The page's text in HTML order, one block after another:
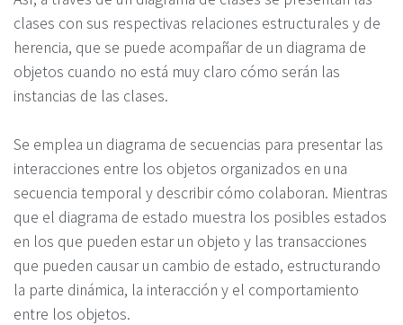
clases con sus respectivas relaciones estructurales y de
herencia, que se puede acompañar de un diagrama de
objetos cuando no está muy claro cómo serán las
instancias de las clases.
Se emplea un diagrama de secuencias para presentar las
interacciones entre los objetos organizados en una
secuencia temporal y describir cómo colaboran. Mientras
que el diagrama de estado muestra los posibles estados
en los que pueden estar un objeto y las transacciones
que pueden causar un cambio de estado, estructurando
la parte dinámica, la interacción y el comportamiento
entre los objetos.